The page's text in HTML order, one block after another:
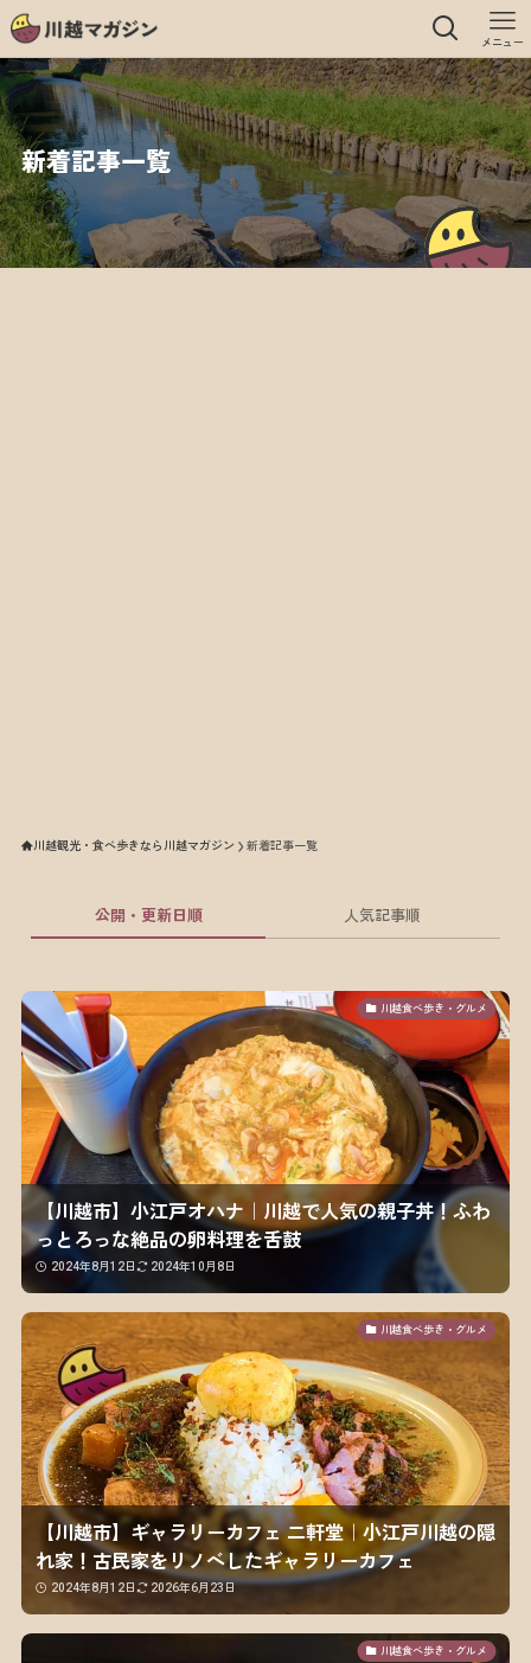
メニュー
新着記事一覧
川越観光・食べ歩きなら川越マガジン 新着記事一覧
公開・更新日順 人気記事順
川越食べ歩き・グルメ
【川越市】小江戸オハナ｜川越で人気の親子丼！ふわ
っとろっな絶品の卵料理を舌鼓
2024年8月12日 2024年10月8日
川越食べ歩き・グルメ
【川越市】ギャラリーカフェ 二軒堂｜小江戸川越の隠
れ家！古民家をリノベしたギャラリーカフェ
2024年8月12日 2026年6月23日
川越食べ歩き・グルメ